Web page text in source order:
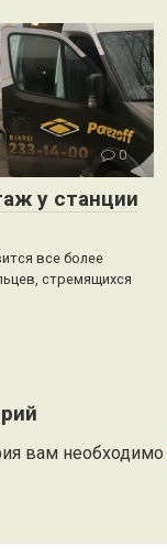
0
у станции
все более
стремящихся
вам необходимо